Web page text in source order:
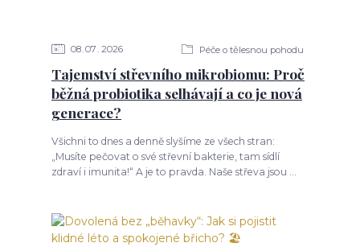
08 07 2026 Péče o tělesnou pohodu
Tajemství střevního mikrobiomu: Proč
běžná probiotika selhávají a co je nová
generace?
Všichni to dnes a denně slyšíme ze všech stran:
„Musíte pečovat o své střevní bakterie, tam sídlí
zdraví i imunita!“ A je to pravda. Naše střeva jsou ...